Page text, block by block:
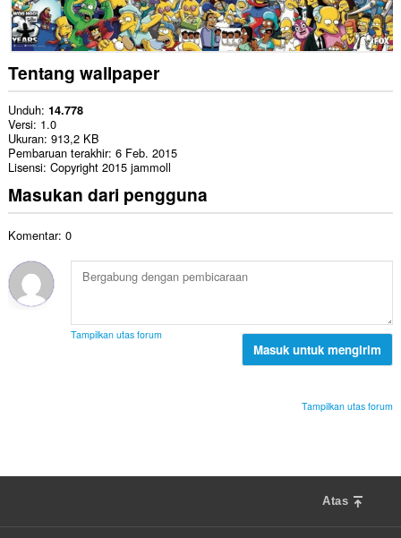
Tentang wallpaper
Unduh 14.778
Versi 1.0
Ukuran 913,2 KB
Pembaruan terakhir 6 Feb. 2015
Lisensi Copyright 2015 jammoll
Masukan dari pengguna
Komentar: 0
Tampilkan utas forum
Masuk untuk mengirim
Tampilkan utas forum
Atas